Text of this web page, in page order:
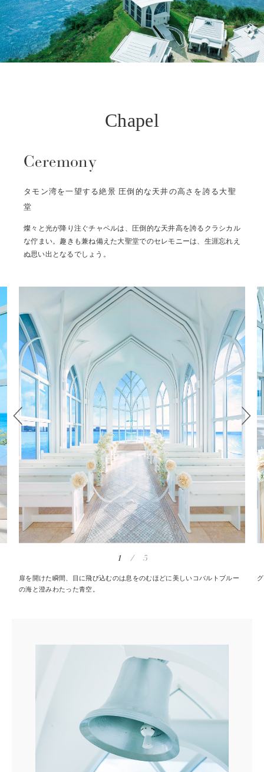
Chapel
Ceremony
タモン湾を一望する絶景 圧倒的な天井の高さを誇る大聖
堂
燦々と光が降り注ぐチャペルは、圧倒的な天井高を誇るクラシカル
な佇まい。趣きも兼ね備えた大聖堂でのセレモニーは、生涯忘れえ
ぬ思い出となるでしょう。
1 / 5
扉を開けた瞬間、目に飛び込むのは息をのむほどに美しいコバルトブルー
の海と澄みわたった青空。